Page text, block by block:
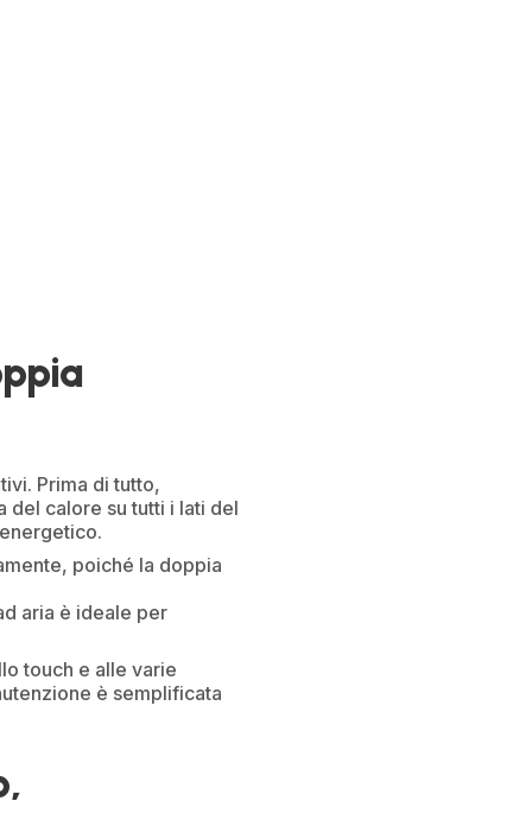
Prima di tutto,
del calore su tutti i lati del
poiché la doppia
aria è ideale per
touch e alle varie
è semplificata